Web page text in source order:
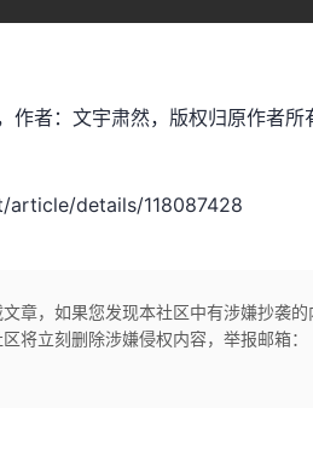
者：文宇肃然，版权归原作者所
article/details/118087428
章，如果您发现本社区中有涉嫌抄袭
将立刻删除涉嫌侵权内容，举报邮箱：